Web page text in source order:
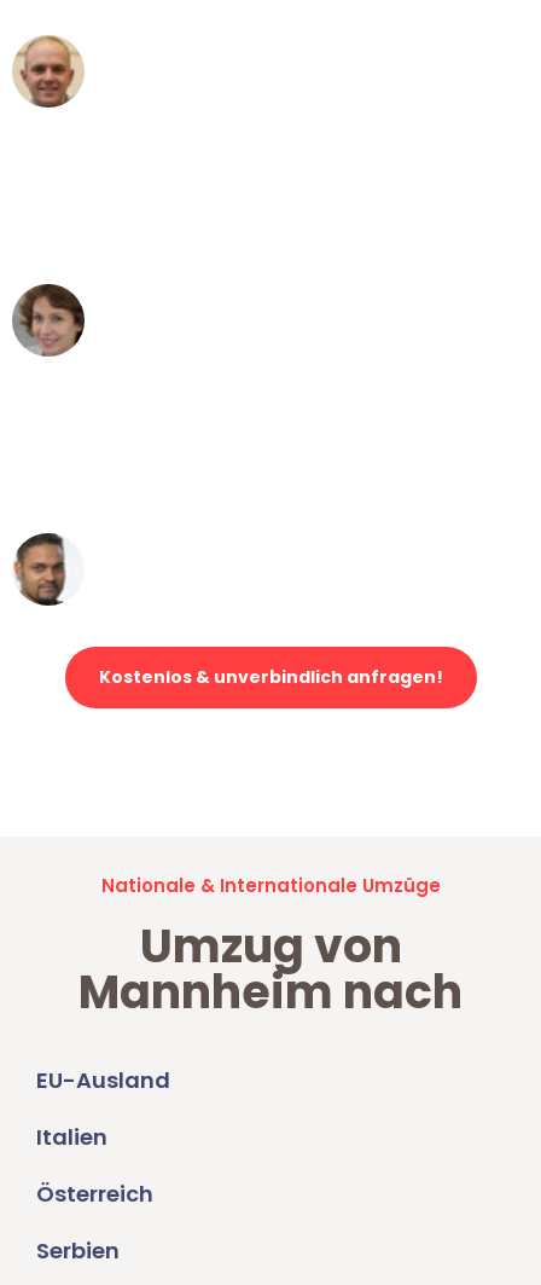
Kostenlos & unverbindlich anfragen!
Nationale & Internationale Umzüge
Umzug von
Mannheim nach
EU-Ausland
Italien
Österreich
Serbien